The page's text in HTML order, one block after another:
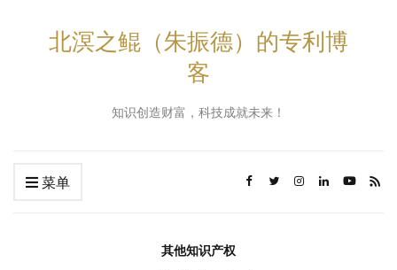
北溟之鲲（朱振德）的专利博
客
知识创造财富，科技成就未来！
菜单
其他知识产权